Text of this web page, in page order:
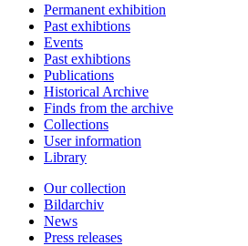
Permanent exhibition
Past exhibtions
Events
Past exhibtions
Publications
Historical Archive
Finds from the archive
Collections
User information
Library
Our collection
Bildarchiv
News
Press releases